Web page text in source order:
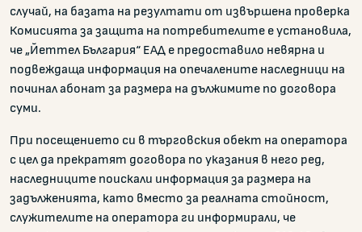
случай, на базата на резултати от извършена проверка
Комисията за защита на потребителите е установила,
че „Йеттел България“ ЕАД е предоставило невярна и
подвеждаща информация на опечалените наследници на
починал абонат за размера на дължимите по договора
суми.
При посещението си в търговския обект на оператора
с цел да прекратят договора по указания в него ред,
наследниците поискали информация за размера на
задълженията, като вместо за реалната стойност,
служителите на оператора ги информирали, че